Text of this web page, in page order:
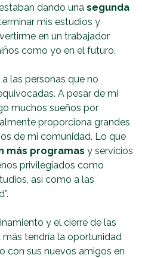
dando una segunda
mis estudios y
en un trabajador
como yo en el futuro.
las personas que no
A pesar de mi
muchos sueños por
proporciona grandes
de mi comunidad. Lo que
más programas y servicios
privilegiados como
así como a las
y el cierre de las
tendría la oportunidad
con sus nuevos amigos en